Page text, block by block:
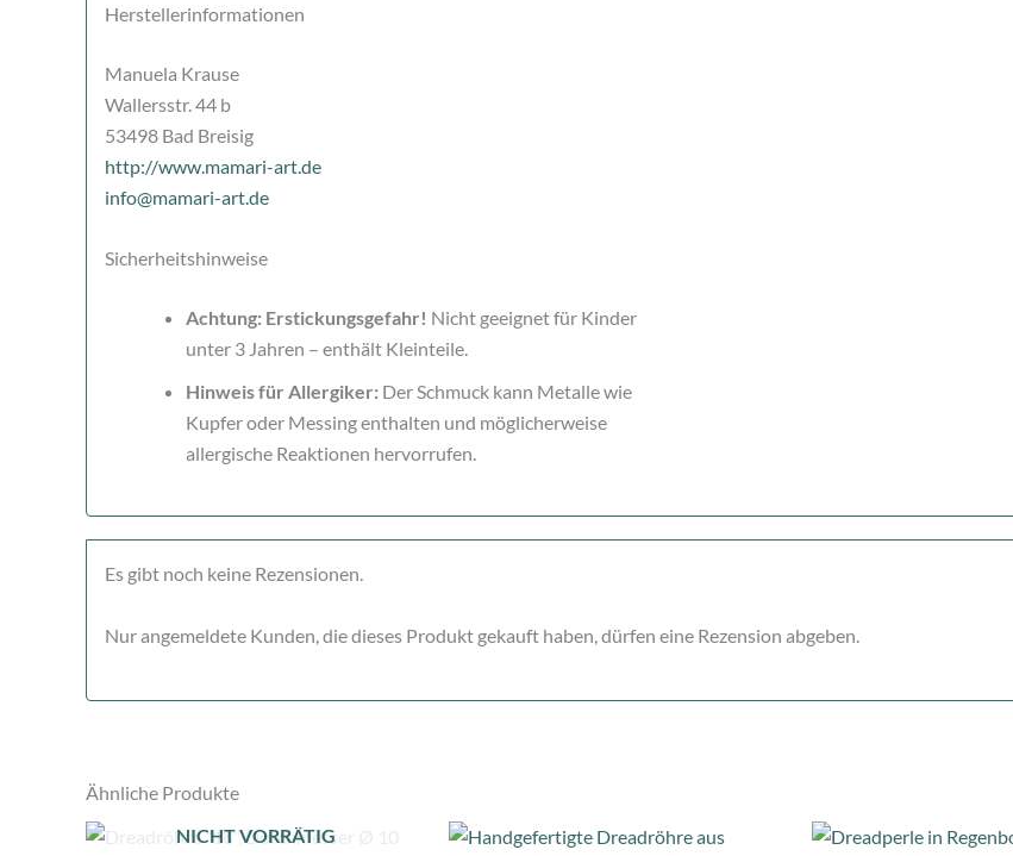
Herstellerinformationen
Manuela Krause
Wallersstr. 44 b
53498 Bad Breisig
http://www.mamari-art.de
info@mamari-art.de
Sicherheitshinweise
Achtung: Erstickungsgefahr! Nicht geeignet für Kinder
unter 3 Jahren – enthält Kleinteile.
Hinweis für Allergiker: Der Schmuck kann Metalle wie
Kupfer oder Messing enthalten und möglicherweise
allergische Reaktionen hervorrufen.
Es gibt noch keine Rezensionen.
Nur angemeldete Kunden, die dieses Produkt gekauft haben, dürfen eine Rezension abgeben.
Ähnliche Produkte
NICHT VORRÄTIG